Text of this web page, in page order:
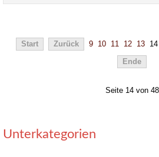
Start Zurück 9 10 11 12 13 14
Ende
Seite 14 von 48
Unterkategorien